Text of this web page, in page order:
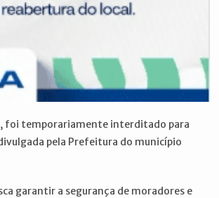
foi temporariamente interditado para
pela Prefeitura do município
garantir a segurança de moradores e